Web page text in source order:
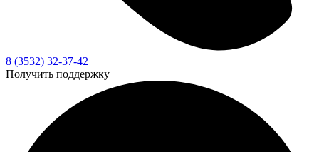
8 (3532) 32-37-42
Получить поддержку